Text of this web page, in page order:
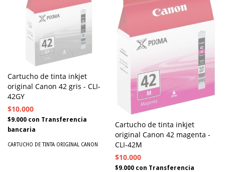
Cartucho de tinta inkjet
original Canon 42 gris - CLI-
42GY
$10.000
$9.000 con Transferencia
bancaria
CARTUCHO DE TINTA ORIGINAL CANON
Cartucho de tinta inkjet
original Canon 42 magenta -
CLI-42M
$10.000
$9.000 con Transferencia